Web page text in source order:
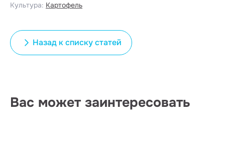
Культура: Картофель
Назад к списку статей
Вас может заинтересовать